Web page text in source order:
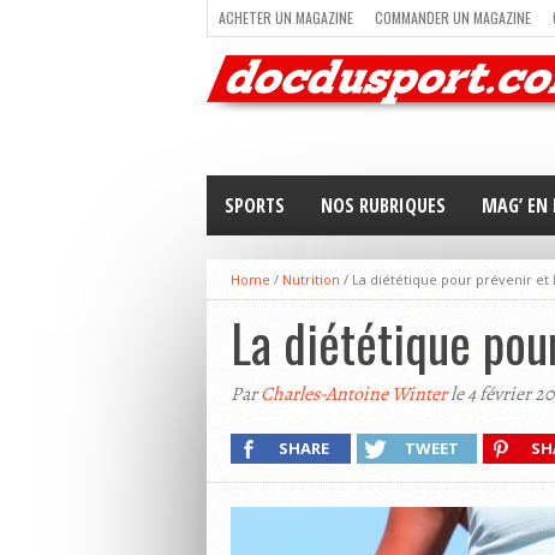
ACHETER UN MAGAZINE COMMANDER UN MAGAZINE
TRAIL RUNNING
TRIATHLON VOILE NEWSLETTER
SPORTS NOS RUBRIQUES MAG’ EN
Home / Nutrition / La diététique pour prévenir et
La diététique
ParCharles-Antoine Winterle 4 février
SHARE TWEET